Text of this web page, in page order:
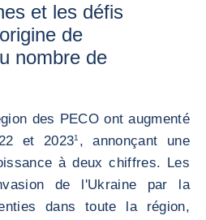
et les défis
de
nombre de
des PECO ont augmenté
et 20231 , annonçant une
à deux chiffres. Les
de l'Ukraine par la
dans toute la région,